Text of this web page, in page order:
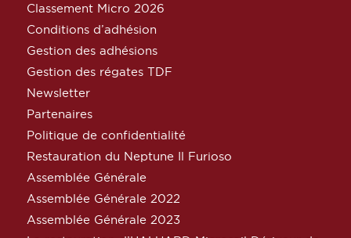
Classement Micro 2026
Conditions d’adhésion
Gestion des adhésions
Gestion des régates TDF
Newsletter
Partenaires
Politique de confidentialité
Restauration du Neptune Il Furioso
Assemblée Générale
Assemblée Générale 2022
Assemblée Générale 2023